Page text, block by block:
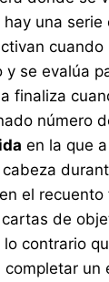
una
cuando
y se evalúa
finaliza
número
en la que
el
de
contrario
un